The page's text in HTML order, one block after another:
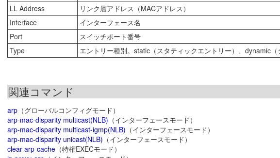
LL Address
リンク層アドレス（MACアドレス）
Interface
インターフェース名
Port
スイッチポート番号
Type
エントリー種別。static（スタティックエントリー）、dynamic
関連コマンド
arp （グローバルコンフィグモード）
arp-mac-disparity multicast(NLB) （インターフェースモード）
arp-mac-disparity multicast-igmp(NLB) （インターフェースモード）
arp-mac-disparity unicast(NLB) （インターフェースモード）
clear arp-cache （特権EXECモード）